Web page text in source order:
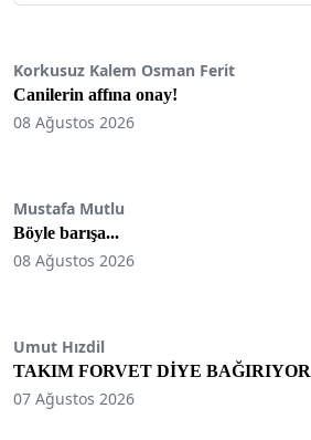
Korkusuz Kalem Osman Ferit
Canilerin affına onay!
08 Ağustos 2026
Mustafa Mutlu
Böyle barışa...
08 Ağustos 2026
Umut Hızdil
TAKIM FORVET DİYE BAĞIRIYOR
07 Ağustos 2026